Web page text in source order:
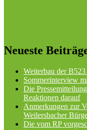
Neueste
Weiterbau der
Sommerinterview
Die
Reaktionen darauf
Anmerkungen zur
Weilersbacher
Die vom RP